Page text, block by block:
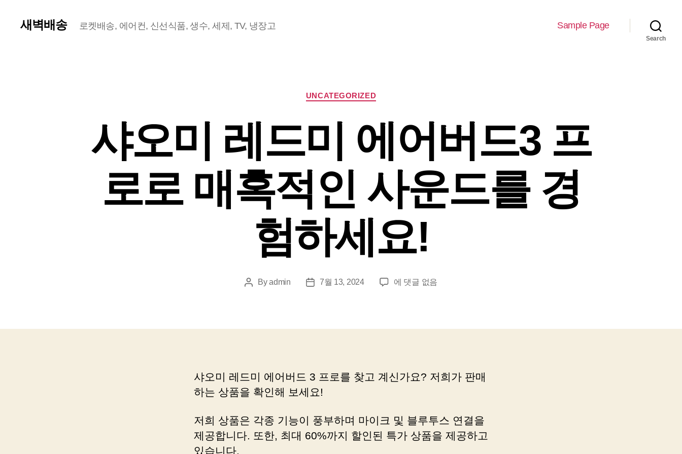
새벽배송 로켓배송, 에어컨, 신선식품, 생수, 세제, TV, 냉장고 Sample Page
Search
Categories
UNCATEGORIZED
샤오미 레드미 에어버드3 프
로로 매혹적인 사운드를 경
험하세요!
PostByadmin
Post7월 13, 2024
샤
드
버
프
로
로
에 댓글 없음
샤오미 레드미 에어버드 3 프로를 찾고 계신가요? 저희가 판매
하는 상품을 확인해 보세요!
저희 상품은 각종 기능이 풍부하며 마이크 및 블루투스 연결을
제공합니다. 또한, 최대 60%까지 할인된 특가 상품을 제공하고
있습니다.